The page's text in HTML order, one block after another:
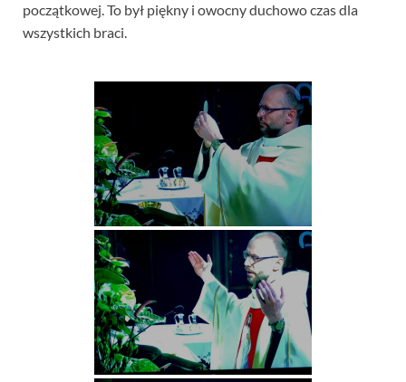
początkowej. To był piękny i owocny duchowo czas dla
wszystkich braci.